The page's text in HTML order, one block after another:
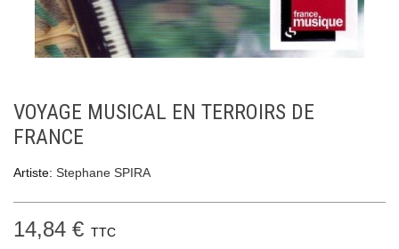
VOYAGE MUSICAL EN TERROIRS DE
FRANCE
Artiste: Stephane SPIRA
14,84 € TTC